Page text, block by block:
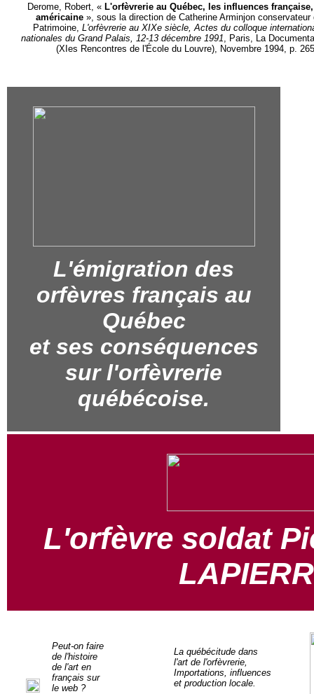
Derome, Robert, « L'orfèvrerie au Québec, les influences
américaine», sous la direction de Catherine Arminjon conservateur
Patrimoine, L'orfèvrerie au XIXe siècle, Actes du colloque
nationales du Grand Palais, 12-13 décembre 1991 , Paris, La
(XIes Rencontres de l'École du Louvre), Novembre 1994, p.
L'émigration des
orfèvres français au
Québec
et ses conséquences
sur l'orfèvrerie
québécoise.
L'orfèvre soldat
Peut-on faire
de l'histoire
de l'art en
français sur
le web ?
La québécitude dans
l'art de l'orfèvrerie,
Importations, influences
et production locale.